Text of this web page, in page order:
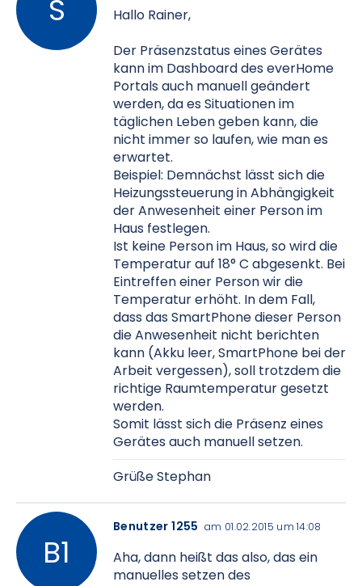
Hallo Rainer,
Der Präsenzstatus eines Gerätes
kann im Dashboard des everHome
Portals auch manuell geändert
werden, da es Situationen im
täglichen Leben geben kann, die
nicht immer so laufen, wie man es
erwartet.
Beispiel: Demnächst lässt sich die
Heizungssteuerung in Abhängigkeit
der Anwesenheit einer Person im
Haus festlegen.
Ist keine Person im Haus, so wird die
Temperatur auf 18° C abgesenkt. Bei
Eintreffen einer Person wir die
Temperatur erhöht. In dem Fall,
dass das SmartPhone dieser Person
die Anwesenheit nicht berichten
kann (Akku leer, SmartPhone bei der
Arbeit vergessen), soll trotzdem die
richtige Raumtemperatur gesetzt
werden.
Somit lässt sich die Präsenz eines
Gerätes auch manuell setzen.
Grüße Stephan
Benutzer 1255 am 01.02.2015 um 14:08
Aha, dann heißt das also, das ein
manuelles setzen des